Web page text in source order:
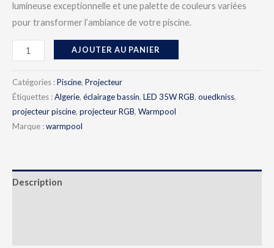
lumineuse exceptionnelle et une palette de couleurs variées
pour transformer l’ambiance de votre piscine.
AJOUTER AU PANIER
Catégories :Piscine, Projecteur
Étiquettes :Algerie, éclairage bassin, LED 35W RGB, ouedkniss,
projecteur piscine, projecteur RGB, Warmpool
Marque :warmpool
Description